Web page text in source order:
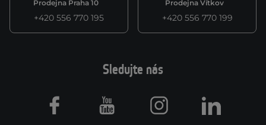
Prodejna Praha 10
+420 556 770 195
Prodejna Vítkov
+420 556 770 199
Sledujte nás
Facebook Youtube Instagram LinkedIn